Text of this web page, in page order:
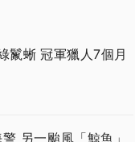
鬣蜥 冠軍獵人7個月
另一颱風「鯨魚」